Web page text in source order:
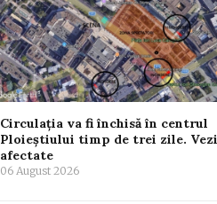
Circulația va fi închisă în centrul
Ploieștiului timp de trei zile.
afectate
06 August 2026